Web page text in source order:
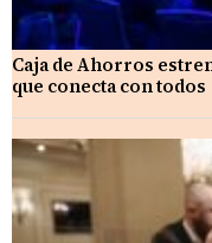
Caja de Ahorros
que conecta con todos